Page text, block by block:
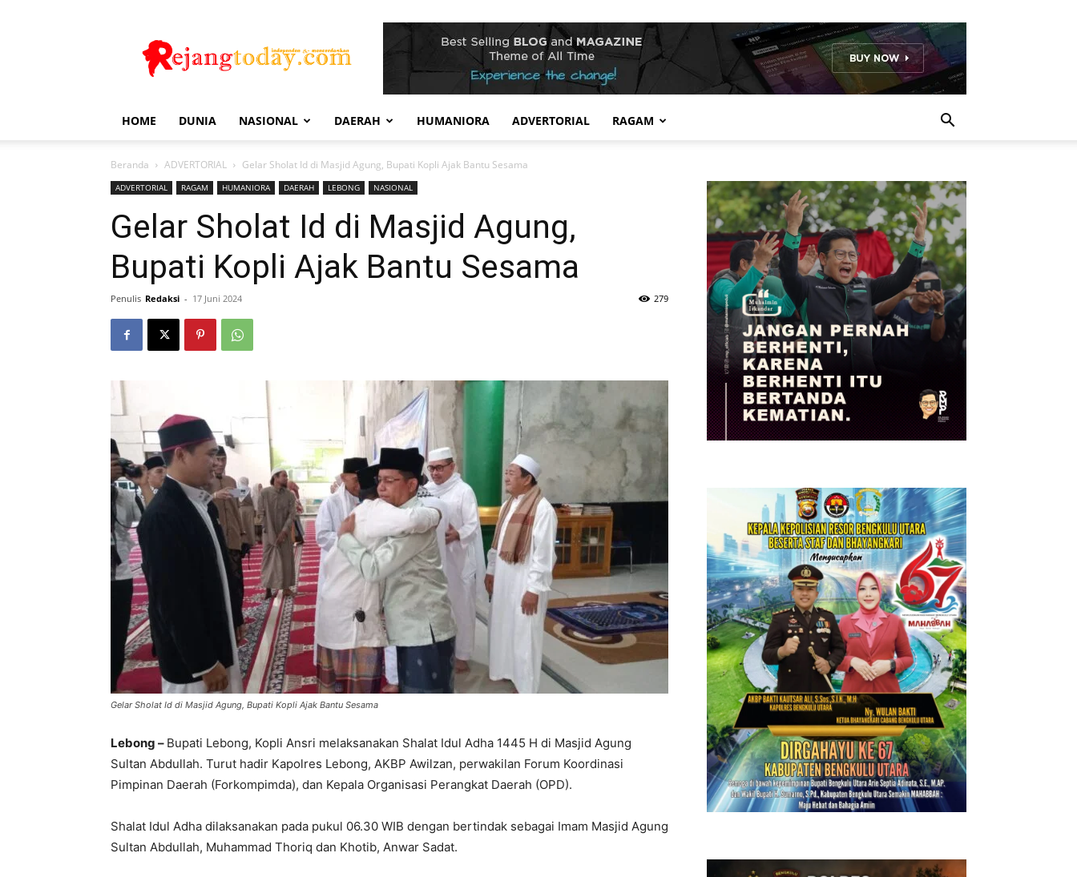
Today
HOME DUNIA NASIONAL DAERAH HUMANIORA ADVERTORIAL RAGAM
Beranda ADVERTORIAL Gelar Sholat Id di Masjid Agung, Bupati Kopli Ajak Bantu Sesama
ADVERTORIAL RAGAM HUMANIORA DAERAH LEBONG NASIONAL
Gelar Sholat Id di Masjid Agung,
Bupati Kopli Ajak Bantu Sesama
Penulis Redaksi - 17 Juni 2024 279
Gelar Sholat Id di Masjid Agung, Bupati Kopli Ajak Bantu Sesama
Lebong – Bupati Lebong, Kopli Ansri melaksanakan Shalat Idul Adha 1445 H di Masjid Agung
Sultan Abdullah. Turut hadir Kapolres Lebong, AKBP Awilzan, perwakilan Forum Koordinasi
Pimpinan Daerah (Forkompimda), dan Kepala Organisasi Perangkat Daerah (OPD).
Shalat Idul Adha dilaksanakan pada pukul 06.30 WIB dengan bertindak sebagai Imam Masjid Agung
Sultan Abdullah, Muhammad Thoriq dan Khotib, Anwar Sadat.